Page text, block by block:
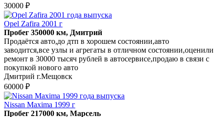
30000 ₽
Opel Zafira 2001 г
Пробег 350000 км, Дмитрий
Продаётся авто,до дтп в хорошем состоянии,авто
заводится,все узлы и агрегаты в отличном состоянии,оценили
ремонт в 30000 тысяч рублей в автосервисе,продаю в связи с
покупкой нового авто
Дмитрий г.Мещовск
60000 ₽
Nissan Maxima 1999 г
Пробег 217000 км, Марсель